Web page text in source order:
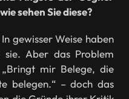
sehen Sie diese?
gewisser Weise haben
sie. Aber das Problem
mir Belege, die
belegen.“ – doch das